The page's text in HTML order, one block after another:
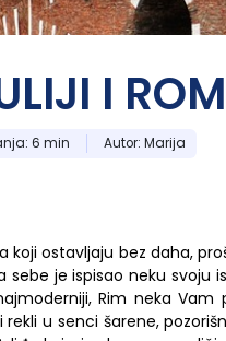
Nea Roda
Agios Nikitas
Nikiana
I
6 min Autor: Marija
ostavljaju bez daha,
je ispisao neku svoju
Rim neka Vam
u senci šarene,